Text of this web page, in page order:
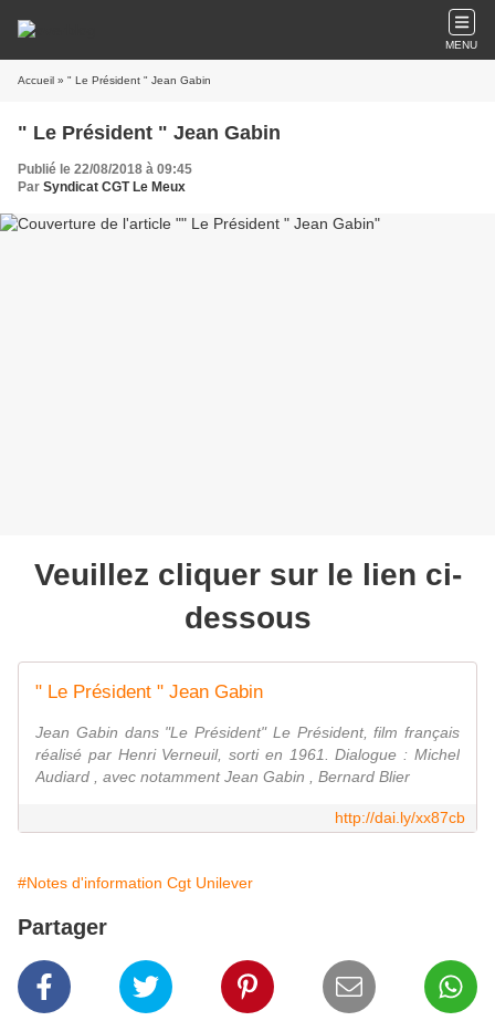
MENU
Accueil » " Le Président " Jean Gabin
" Le Président " Jean Gabin
Publié le 22/08/2018 à 09:45
Par Syndicat CGT Le Meux
Veuillez cliquer sur le lien ci-
dessous
" Le Président " Jean Gabin
Jean Gabin dans "Le Président" Le Président, film français
réalisé par Henri Verneuil, sorti en 1961. Dialogue : Michel
Audiard , avec notamment Jean Gabin , Bernard Blier
http://dai.ly/xx87cb
#Notes d'information Cgt Unilever
Partager